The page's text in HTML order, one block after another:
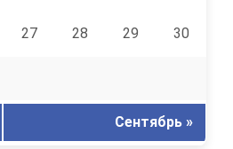
27 28 29 30
Сентябрь »